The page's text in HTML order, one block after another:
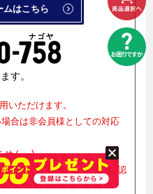
ムはこちら
す。
いただけます。
合は非会員様としての対応
せん。)
式確定にはメールでのご確認